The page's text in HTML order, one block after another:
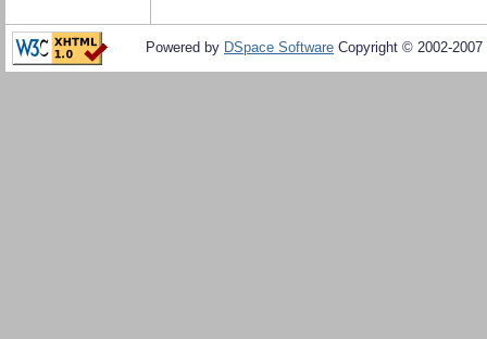
Powered by DSpace Software Copyright © 2002-2007